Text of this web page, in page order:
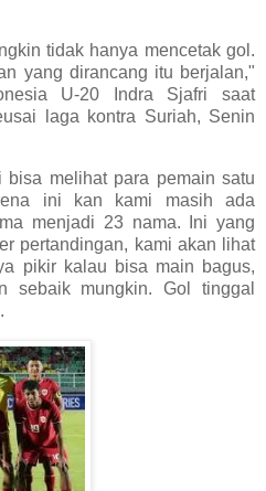
tidak hanya mencetak gol.
yang dirancang itu berjalan,"
U-20 Indra Sjafri saat
laga kontra Suriah, Senin
melihat para pemain satu
ini kan kami masih ada
menjadi 23 nama. Ini yang
pertandingan, kami akan lihat
pikir kalau bisa main bagus,
sebaik mungkin. Gol tinggal